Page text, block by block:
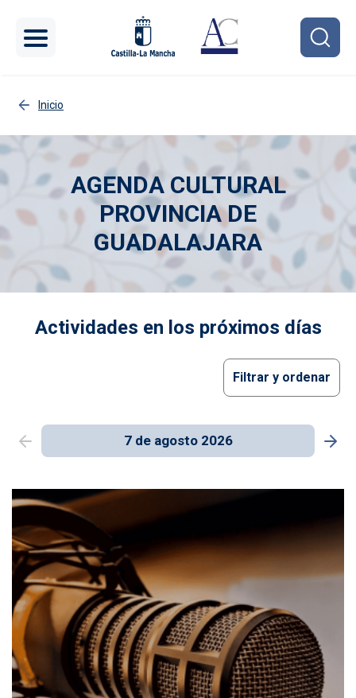
Inicio
AGENDA CULTURAL
PROVINCIA DE
GUADALAJARA
Imagen
Actividades en los próximos días
7 de agosto 2026
Filtrar y ordenar